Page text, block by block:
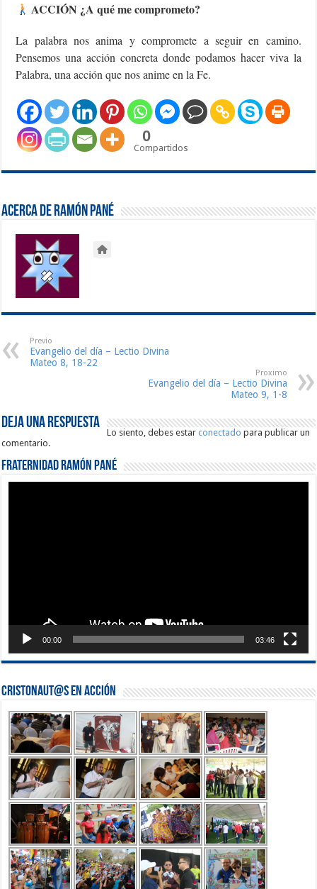
ACCIÓN ¿A qué me comprometo?
La palabra nos anima y compromete a seguir en camino.
Pensemos una acción concreta donde podamos hacer viva la
Palabra, una acción que nos anime en la Fe.
0
Compartidos
Acerca de Ramón Pané
Previo
Evangelio del día – Lectio Divina
Mateo 8, 18-22
Proximo
Evangelio del día – Lectio Divina
Mateo 9, 1-8
Deja una respuesta
Lo siento, debes estarconectado para publicar un
comentario.
Fraternidad Ramón Pané
00:00 03:46
Cristonaut@s en Acción